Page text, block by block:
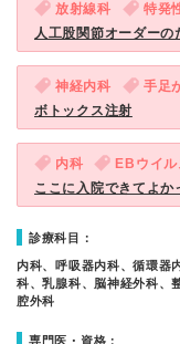
放射線科 特発
人工股関節オーダーの
神経内科 手足
ボトックス注射
内科 EBウイ
ここに入院できてよか
診療科目：
内科、呼吸器内科、循環器
科、乳腺科、脳神経外科、
腔外科
専門医・資格：